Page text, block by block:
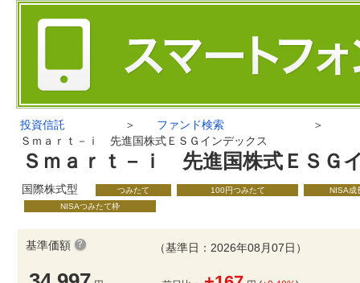
投資信託 ＞ ファンド検索
＞
Ｓｍａｒｔ－ｉ 先進国株式ＥＳＧインデックス
Ｓｍａｒｔ－ｉ 先進国株式ＥＳＧ
国際株式型 つみたて 100円つみたて
NISA成
NISAつみたて枠
基準価額 （基準日：2026年08月07日）